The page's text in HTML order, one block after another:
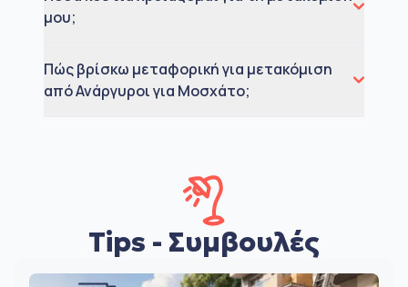
μου;
Πώς βρίσκω μεταφορική για μετακόμιση
από Ανάργυροι για Μοσχάτο;
Tips - Συμβουλές